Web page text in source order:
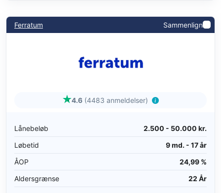
Ferratum Sammenlign
4.6 (4483 anmeldelser)
Lånebeløb
2.500 - 50.000 kr.
Løbetid
9 md. - 17 år
ÅOP
24,99 %
Aldersgrænse
22 År